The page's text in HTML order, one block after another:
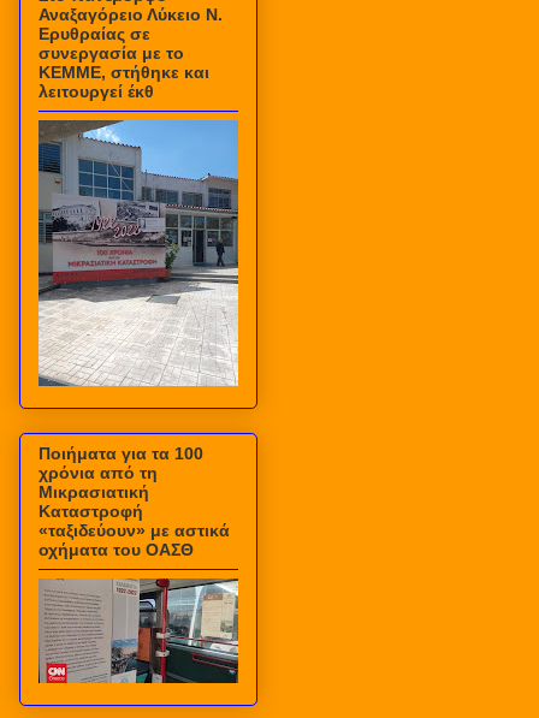
Αναξαγόρειο Λύκειο Ν.
Ερυθραίας σε
συνεργασία με το
ΚΕΜΜΕ, στήθηκε και
λειτουργεί έκθ
Ποιήματα για τα 100
χρόνια από τη
Μικρασιατική
Καταστροφή
«ταξιδεύουν» με αστικά
οχήματα του ΟΑΣΘ